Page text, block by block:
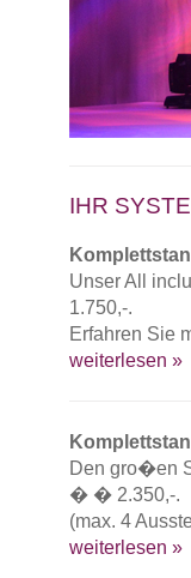
IHR
Unser All
1.750,-.
Erfahren Sie
weiterlesen »
Den gro�en
� � 2.350,-.
(max. 4
weiterlesen »